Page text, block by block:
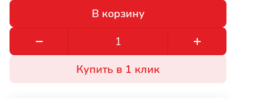
В корзину
Купить в 1 клик